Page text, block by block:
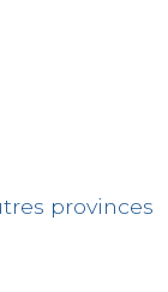
provinces